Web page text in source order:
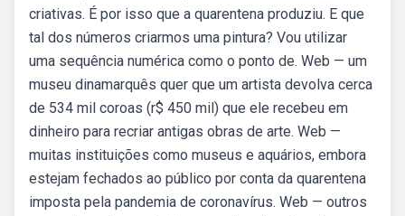
criativas. É por isso que a quarentena produziu. E que
tal dos números criarmos uma pintura? Vou utilizar
uma sequência numérica como o ponto de. Web — um
museu dinamarquês quer que um artista devolva cerca
de 534 mil coroas (r$ 450 mil) que ele recebeu em
dinheiro para recriar antigas obras de arte. Web —
muitas instituições como museus e aquários, embora
estejam fechados ao público por conta da quarentena
imposta pela pandemia de coronavírus. Web — outros